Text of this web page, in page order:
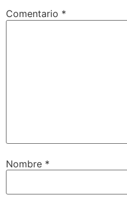
Comentario *
Nombre *